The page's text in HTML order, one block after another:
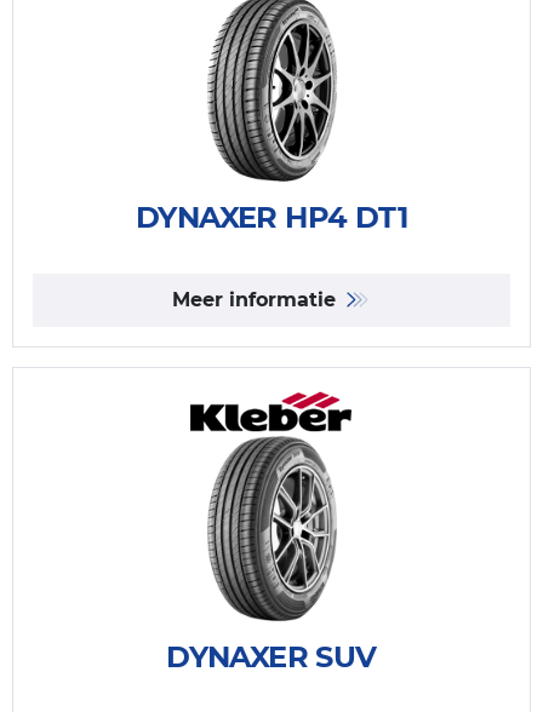
DYNAXER HP4 DT1
Meer informatie
DYNAXER SUV